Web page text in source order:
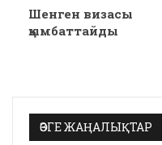
Шенген визасы
қымбаттайды
ӨЗГЕ ЖАҢАЛЫҚТАР